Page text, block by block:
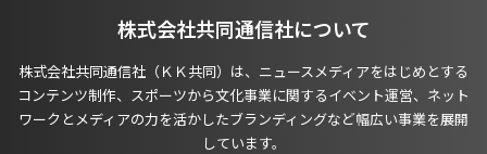
株式会社共同通信社について
株式会社共同通信社（ＫＫ共同）は、ニュースメディアをはじめとする
コンテンツ制作、スポーツから文化事業に関するイベント運営、ネット
ワークとメディアの力を活かしたブランディングなど幅広い事業を展開
しています。